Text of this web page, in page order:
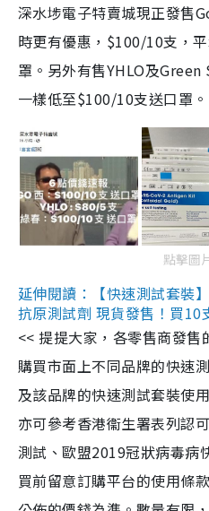
深水埗電子特賣城現正發售
時更有優惠，$100/10支，
罩。另外有售YHLO及Green
一樣低至$100/10支送口罩。
點擊圖
延伸閱讀：【快速測試套裝
抗原測試劑 現貨發售！買10
<< 提提大家，各零售商發售
購買市面上不同品牌的快速
及該品牌的快速測試套裝使
亦可參考香港衞生署表列認
測試、歐盟2019冠狀病毒病
買前留意訂購平台的使用條